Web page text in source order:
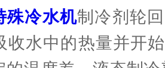
殊冷水机制冷剂轮
收水中的热量并开